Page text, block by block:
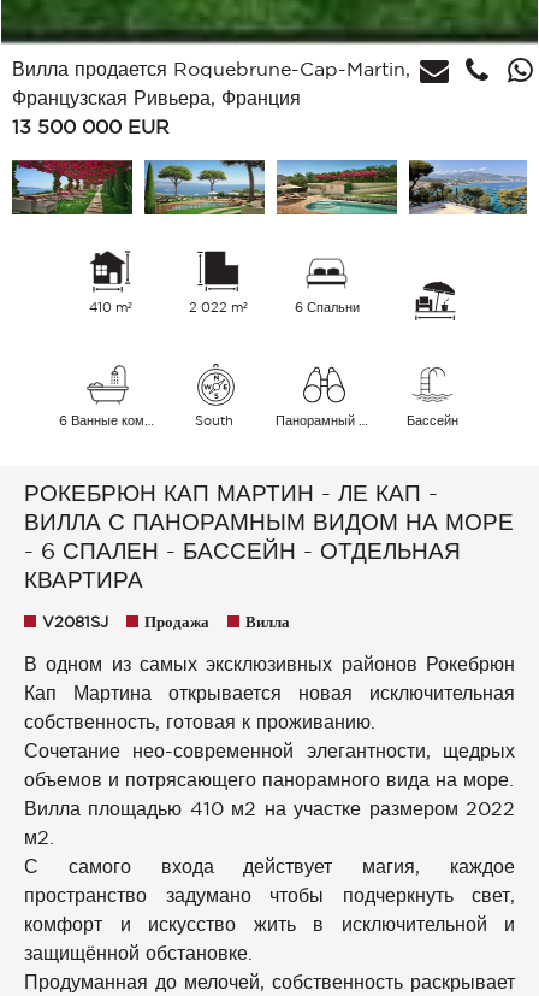
Вилла продается Roquebrune-Cap-Martin,
Французская Ривьера, Франция
13 500 000 EUR
410 m² 2 022 m² 6 Спальни
South Бассейн
РОКЕБРЮН КАП МАРТИН - ЛЕ КАП -
ВИЛЛА С ПАНОРАМНЫМ ВИДОМ НА МОРЕ
- 6 СПАЛЕН - БАССЕЙН - ОТДЕЛЬНАЯ
КВАРТИРА
V2081SJ Продажа Вилла
В одном из самых эксклюзивных районов Рокебрюн
Кап Мартина открывается новая исключительная
собственность, готовая к проживанию.
Сочетание нео-современной элегантности, щедрых
объемов и потрясающего панорамного вида на море.
Вилла площадью 410 м2 на участке размером 2022
м2.
С самого входа действует магия, каждое
пространство задумано чтобы подчеркнуть свет,
комфорт и искусство жить в исключительной и
защищённой обстановке.
Продуманная до мелочей, собственность раскрывает